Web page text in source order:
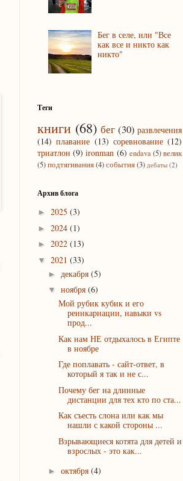
Бег в селе, или "Все
как все и никто как
никто"
Теги
книги (68) бег (30) развлечения
(14) плавание (13) соревнование (12)
триатлон (9) ironman (6) endava(5)велик
(5)подтягивания(4)события(3) дебаты (2)
Архив блога
► 2025 (3)
► 2024 (1)
► 2022 (13)
▼ 2021 (33)
► декабря (5)
▼ ноября (6)
Мой рубик кубик и его
реинкарнации, навыки vs
прод...
Как нам НЕ отдыхалось в Египте
в ноябре
Где поплавать - сайт-ответ, в
который я так и не с...
Почему бег на длинные
дистанции для тех кто по ста...
Как съесть слона или как мы
нашли с какой стороны ...
Взрывающиеся котята для детей и
взрослых - это как...
► октября (4)